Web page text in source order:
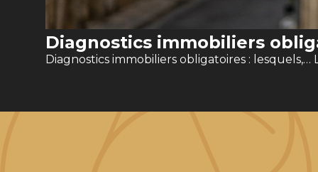
Diagnostics immobiliers
Diagnostics immobiliers obligatoires : lesquels,…